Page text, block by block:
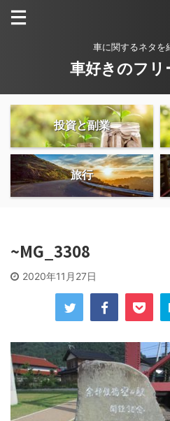
車に関するネタを
車好きのフリ
投資と副業
旅行
~MG_3308
2020年11月27日